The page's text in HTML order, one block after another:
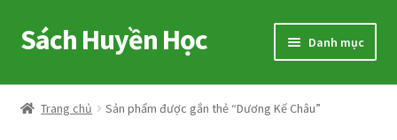
Đi
đến
hướng
Chuyển
đến
dung
Sách Huyền Học Danh mục
Home
Trang chủ Sản phẩm được gắn thẻ “Dương Kế Châu”